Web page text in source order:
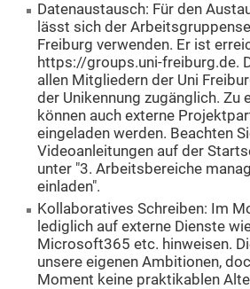
Datenaustausch: Für den
lässt sich der
Freiburg verwenden. Er ist
https://groups.uni-freiburg.de.
allen Mitgliedern der Uni
der Unikennung zugänglich. Zu
können auch externe
eingeladen werden. Beachten
Videoanleitungen auf der
unter "3. Arbeitsbereiche
einladen".
Kollaboratives Schreiben: Im
lediglich auf externe Dienste
Microsoft365 etc. hinweisen.
unsere eigenen Ambitionen,
Moment keine praktikablen